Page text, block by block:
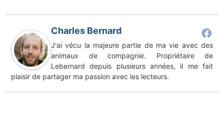
Charles Bernard
J'ai vécu la majeure partie de ma vie avec des
animaux de compagnie. Propriétaire de
Lebernard depuis plusieurs années, il me fait
plaisir de partager ma passion avec les lecteurs.